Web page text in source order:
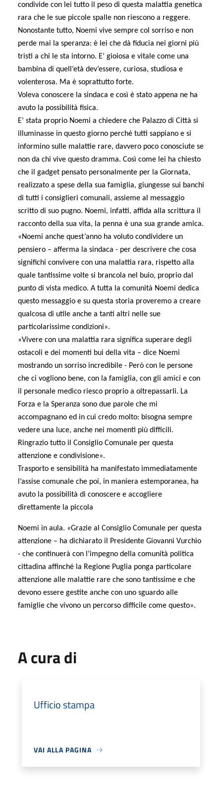
condivide con lei tutto il peso di questa malattia genetica
rara che le sue piccole spalle non riescono a reggere.
Nonostante tutto, Noemi vive sempre col sorriso e non
perde mai la speranza: è lei che dà fiducia nei giorni più
tristi a chi le sta intorno. E’ gioiosa e vitale come una
bambina di quell’età dev’essere, curiosa, studiosa e
volenterosa. Ma è soprattutto forte.
Voleva conoscere la sindaca e così è stato appena ne ha
avuto la possibilità fisica.
E’ stata proprio Noemi a chiedere che Palazzo di Città si
illuminasse in questo giorno perché tutti sappiano e si
informino sulle malattie rare, davvero poco conosciute se
non da chi vive questo dramma. Così come lei ha chiesto
che il gadget pensato personalmente per la Giornata,
realizzato a spese della sua famiglia, giungesse sui banchi
di tutti i consiglieri comunali, assieme al messaggio
scritto di suo pugno. Noemi, infatti, affida alla scrittura il
racconto della sua vita, la penna è una sua grande amica.
«Noemi anche quest’anno ha voluto condividere un
pensiero – afferma la sindaca - per descrivere che cosa
significhi convivere con una malattia rara, rispetto alla
quale tantissime volte si brancola nel buio, proprio dal
punto di vista medico. A tutta la comunità Noemi dedica
questo messaggio e su questa storia proveremo a creare
qualcosa di utile anche a tanti altri nelle sue
particolarissime condizioni».
«Vivere con una malattia rara significa superare degli
ostacoli e dei momenti bui della vita – dice Noemi
mostrando un sorriso incredibile - Però con le persone
che ci vogliono bene, con la famiglia, con gli amici e con
il personale medico riesco proprio a oltrepassarli. La
Forza e la Speranza sono due parole che mi
accompagnano ed in cui credo molto: bisogna sempre
vedere una luce, anche nei momenti più difficili.
Ringrazio tutto il Consiglio Comunale per questa
attenzione e condivisione».
Trasporto e sensibilità ha manifestato immediatamente
l’assise comunale che poi, in maniera estemporanea, ha
avuto la possibilità di conoscere e accogliere
direttamente la piccola
Noemi in aula. «Grazie al Consiglio Comunale per questa
attenzione – ha dichiarato il Presidente Giovanni Vurchio
- che continuerà con l’impegno della comunità politica
cittadina affinché la Regione Puglia ponga particolare
attenzione alle malattie rare che sono tantissime e che
devono essere gestite anche con uno sguardo alle
famiglie che vivono un percorso difficile come questo».
A cura di
Ufficio stampa
VAI ALLA PAGINA